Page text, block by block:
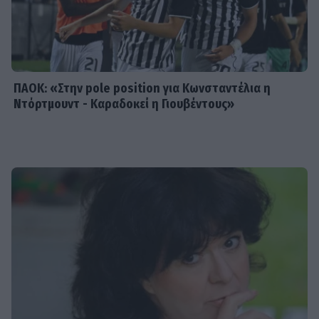
εσένα το φετινό καλοκαίρι θα ήταν
το δυσκολότερο της ζωής μου»
ΠΑΟΚ: «Στην pole position για Κωνσταντέλια η
Ντόρτμουντ - Καραδοκεί η Γιουβέντους»